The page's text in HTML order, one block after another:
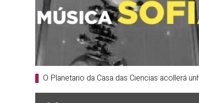
O Planetario da Casa das Ciencias acollerá